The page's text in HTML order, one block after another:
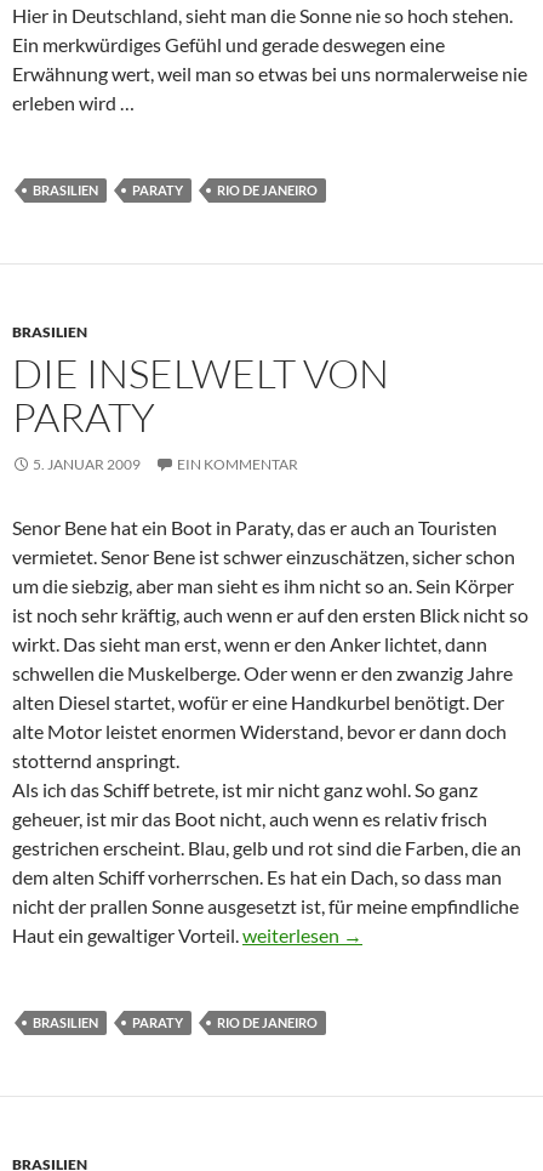
Hier in Deutschland, sieht man die Sonne nie so hoch stehen.
Ein merkwürdiges Gefühl und gerade deswegen eine
Erwähnung wert, weil man so etwas bei uns normalerweise nie
erleben wird …
BRASILIEN PARATY RIO DE JANEIRO
BRASILIEN
DIE INSELWELT VON
PARATY
5. JANUAR 2009 EIN KOMMENTAR
Senor Bene hat ein Boot in Paraty, das er auch an Touristen
vermietet. Senor Bene ist schwer einzuschätzen, sicher schon
um die siebzig, aber man sieht es ihm nicht so an. Sein Körper
ist noch sehr kräftig, auch wenn er auf den ersten Blick nicht so
wirkt. Das sieht man erst, wenn er den Anker lichtet, dann
schwellen die Muskelberge. Oder wenn er den zwanzig Jahre
alten Diesel startet, wofür er eine Handkurbel benötigt. Der
alte Motor leistet enormen Widerstand, bevor er dann doch
stotternd anspringt.
Als ich das Schiff betrete, ist mir nicht ganz wohl. So ganz
geheuer, ist mir das Boot nicht, auch wenn es relativ frisch
gestrichen erscheint. Blau, gelb und rot sind die Farben, die an
dem alten Schiff vorherrschen. Es hat ein Dach, so dass man
nicht der prallen Sonne ausgesetzt ist, für meine empfindliche
Haut ein gewaltiger Vorteil.Die Inselwelt von Paraty
weiterlesen →
BRASILIEN PARATY RIO DE JANEIRO
BRASILIEN